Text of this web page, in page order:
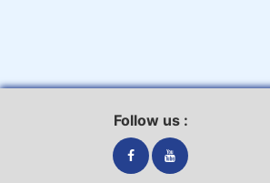
Follow us :